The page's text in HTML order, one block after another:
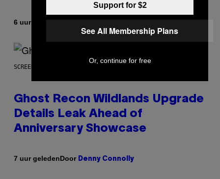
6 uur geledenDoor
SCREENSHOT: UBISOFT
Ghost Recon Wildlands Upgrade
Details Leak Ahead of
Anniversary Showcase
7 uur geledenDoor Denny Connolly
Support for $2
See All Membership Plans
Or, continue for free